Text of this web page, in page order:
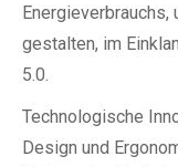
gestalten, im
5.0.
Technologische
Design und